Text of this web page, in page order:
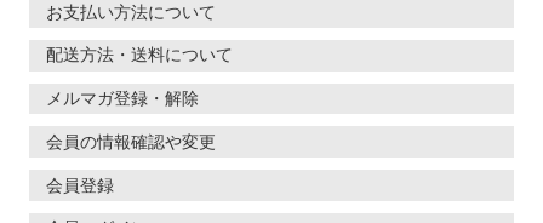
お支払い方法について
配送方法・送料について
メルマガ登録・解除
会員の情報確認や変更
会員登録